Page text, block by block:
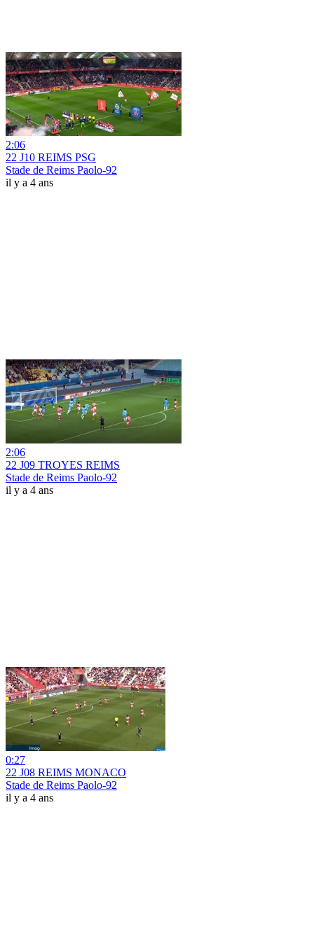
2:06
22 J10 REIMS PSG
Stade de Reims Paolo-92
il y a 4 ans
2:06
22 J09 TROYES REIMS
Stade de Reims Paolo-92
il y a 4 ans
0:27
22 J08 REIMS MONACO
Stade de Reims Paolo-92
il y a 4 ans